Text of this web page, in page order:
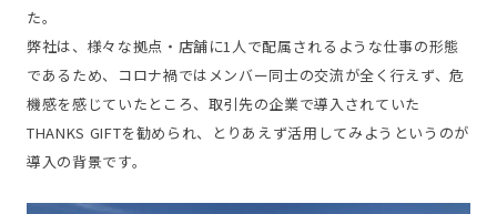
た。
弊社は、様々な拠点・店舗に1人で配属されるような仕事の形態
であるため、コロナ禍ではメンバー同士の交流が全く行えず、危
機感を感じていたところ、取引先の企業で導入されていた
THANKS GIFTを勧められ、とりあえず活用してみようというのが
導入の背景です。